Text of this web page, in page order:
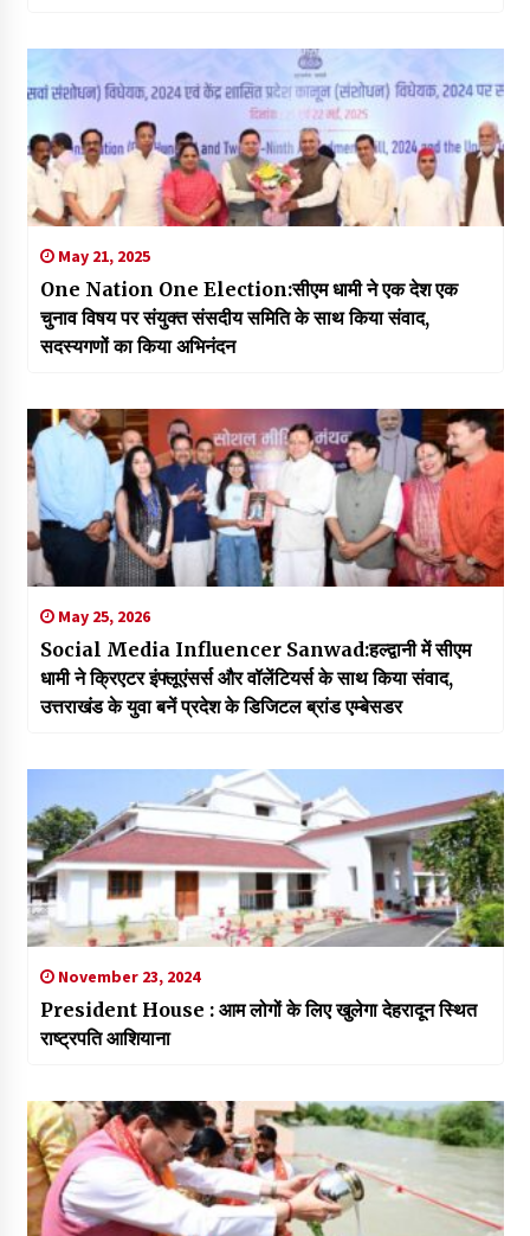
May 21, 2025
One Nation One Election:सीएम धामी ने एक देश एक
चुनाव विषय पर संयुक्त संसदीय समिति के साथ किया संवाद,
सदस्यगणों का किया अभिनंदन
May 25, 2026
Social Media Influencer Sanwad:हल्द्वानी में सीएम
धामी ने क्रिएटर इंफ्लूएंसर्स और वॉलेंटियर्स के साथ किया संवाद,
उत्तराखंड के युवा बनें प्रदेश के डिजिटल ब्रांड एम्बेसडर
November 23, 2024
President House : आम लोगों के लिए खुलेगा देहरादून स्थित
राष्ट्रपति आशियाना